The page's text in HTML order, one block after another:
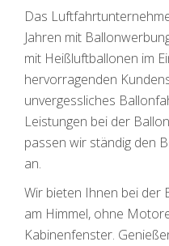
Das
Jahren mit
mit Heißluftballonen im
hervorragenden
unvergessliches
Leistungen bei der
passen wir ständig den
an.
Wir bieten Ihnen bei der
am Himmel, ohne
Kabinenfenster.